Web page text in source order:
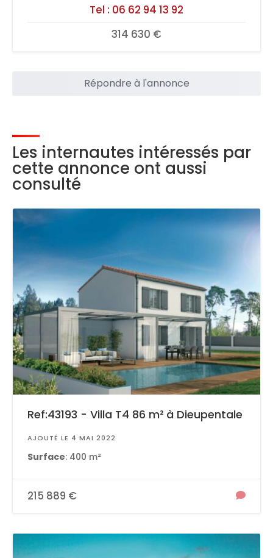
Tel : 06 62 94 13 92
314 630 €
Répondre à l'annonce
Les internautes intéressés par
cette annonce ont aussi
consulté
Ref:43193 - Villa T4 86 m² à Dieupentale
AJOUTÉ LE 4 MAI 2022
Surface: 400 m²
215 889 €